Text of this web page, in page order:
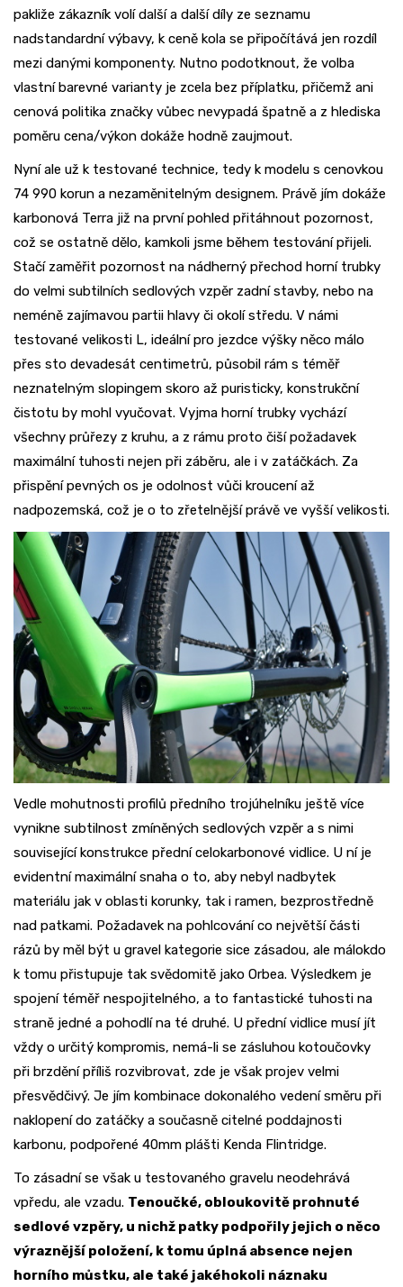
pakliže zákazník volí další a další díly ze seznamu
nadstandardní výbavy, k ceně kola se připočítává jen rozdíl
mezi danými komponenty. Nutno podotknout, že volba
vlastní barevné varianty je zcela bez příplatku, přičemž ani
cenová politika značky vůbec nevypadá špatně a z hlediska
poměru cena/výkon dokáže hodně zaujmout.
Nyní ale už k testované technice, tedy k modelu s cenovkou
74 990 korun a nezaměnitelným designem. Právě jím dokáže
karbonová Terra již na první pohled přitáhnout pozornost,
což se ostatně dělo, kamkoli jsme během testování přijeli.
Stačí zaměřit pozornost na nádherný přechod horní trubky
do velmi subtilních sedlových vzpěr zadní stavby, nebo na
neméně zajímavou partii hlavy či okolí středu. V námi
testované velikosti L, ideální pro jezdce výšky něco málo
přes sto devadesát centimetrů, působil rám s téměř
neznatelným slopingem skoro až puristicky, konstrukční
čistotu by mohl vyučovat. Vyjma horní trubky vychází
všechny průřezy z kruhu, a z rámu proto čiší požadavek
maximální tuhosti nejen při záběru, ale i v zatáčkách. Za
přispění pevných os je odolnost vůči kroucení až
nadpozemská, což je o to zřetelnější právě ve vyšší velikosti.
Vedle mohutnosti profilů předního trojúhelníku ještě více
vynikne subtilnost zmíněných sedlových vzpěr a s nimi
související konstrukce přední celokarbonové vidlice. U ní je
evidentní maximální snaha o to, aby nebyl nadbytek
materiálu jak v oblasti korunky, tak i ramen, bezprostředně
nad patkami. Požadavek na pohlcování co největší části
rázů by měl být u gravel kategorie sice zásadou, ale málokdo
k tomu přistupuje tak svědomitě jako Orbea. Výsledkem je
spojení téměř nespojitelného, a to fantastické tuhosti na
straně jedné a pohodlí na té druhé. U přední vidlice musí jít
vždy o určitý kompromis, nemá-li se zásluhou kotoučovky
při brzdění příliš rozvibrovat, zde je však projev velmi
přesvědčivý. Je jím kombinace dokonalého vedení směru při
naklopení do zatáčky a současně citelné poddajnosti
karbonu, podpořené 40mm plášti Kenda Flintridge.
To zásadní se však u testovaného gravelu neodehrává
vpředu, ale vzadu. Tenoučké, obloukovitě prohnuté
sedlové vzpěry, u nichž patky podpořily jejich o něco
výraznější položení, k tomu úplná absence nejen
horního můstku, ale také jakéhokoli náznaku